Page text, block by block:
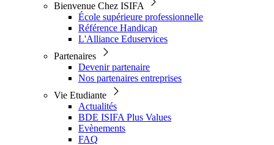
Bienvenue Chez ISIFA
École supérieure professionnelle
Référence Handicap
L'Alliance Eduservices
Partenaires
Devenir partenaire
Nos partenaires entreprises
Vie Etudiante
Actualités
BDE ISIFA Plus Values
Evènements
FAQ